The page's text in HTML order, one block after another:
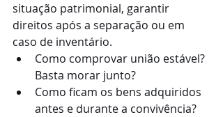
situação patrimonial, garantir
direitos após a separação ou em
caso de inventário.
Como comprovar união estável?
Basta morar junto?
Como ficam os bens adquiridos
antes e durante a convivência?